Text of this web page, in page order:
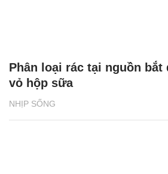
NHỊP SỐNG
Phân loại rác tại nguồn bắt
vỏ hộp sữa